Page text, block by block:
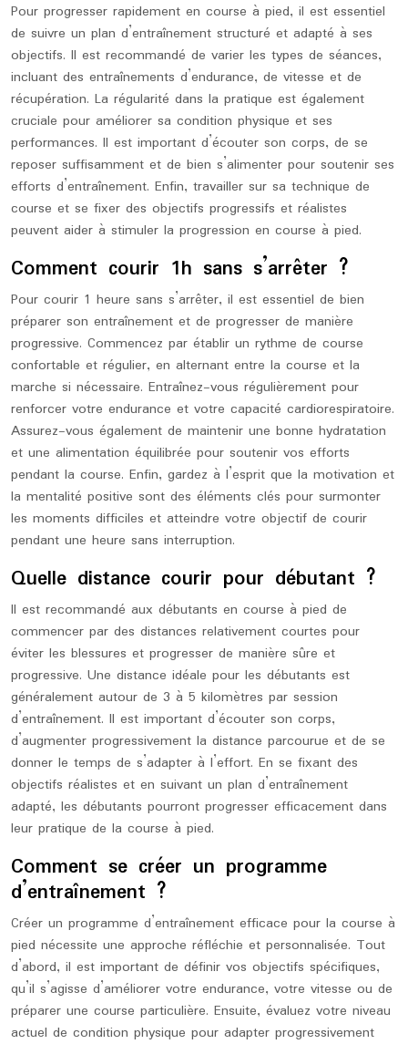
Pour progresser rapidement en course à pied, il est essentiel
de suivre un plan d’entraînement structuré et adapté à ses
objectifs. Il est recommandé de varier les types de séances,
incluant des entraînements d’endurance, de vitesse et de
récupération. La régularité dans la pratique est également
cruciale pour améliorer sa condition physique et ses
performances. Il est important d’écouter son corps, de se
reposer suffisamment et de bien s’alimenter pour soutenir ses
efforts d’entraînement. Enfin, travailler sur sa technique de
course et se fixer des objectifs progressifs et réalistes
peuvent aider à stimuler la progression en course à pied.
Comment courir 1h sans s’arrêter ?
Pour courir 1 heure sans s’arrêter, il est essentiel de bien
préparer son entraînement et de progresser de manière
progressive. Commencez par établir un rythme de course
confortable et régulier, en alternant entre la course et la
marche si nécessaire. Entraînez-vous régulièrement pour
renforcer votre endurance et votre capacité cardiorespiratoire.
Assurez-vous également de maintenir une bonne hydratation
et une alimentation équilibrée pour soutenir vos efforts
pendant la course. Enfin, gardez à l’esprit que la motivation et
la mentalité positive sont des éléments clés pour surmonter
les moments difficiles et atteindre votre objectif de courir
pendant une heure sans interruption.
Quelle distance courir pour débutant ?
Il est recommandé aux débutants en course à pied de
commencer par des distances relativement courtes pour
éviter les blessures et progresser de manière sûre et
progressive. Une distance idéale pour les débutants est
généralement autour de 3 à 5 kilomètres par session
d’entraînement. Il est important d’écouter son corps,
d’augmenter progressivement la distance parcourue et de se
donner le temps de s’adapter à l’effort. En se fixant des
objectifs réalistes et en suivant un plan d’entraînement
adapté, les débutants pourront progresser efficacement dans
leur pratique de la course à pied.
Comment se créer un programme
d’entraînement ?
Créer un programme d’entraînement efficace pour la course à
pied nécessite une approche réfléchie et personnalisée. Tout
d’abord, il est important de définir vos objectifs spécifiques,
qu’il s’agisse d’améliorer votre endurance, votre vitesse ou de
préparer une course particulière. Ensuite, évaluez votre niveau
actuel de condition physique pour adapter progressivement